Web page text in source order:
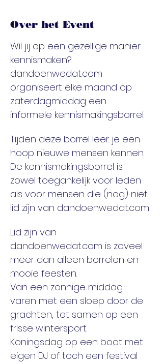
Over het Event
Wil jij op een gezellige manier
kennismaken?
dandoenwedat.com
organiseert elke maand op
zaterdagmiddag een
informele kennismakingsborrel.
Tijden deze borrel leer je een
hoop nieuwe mensen kennen.
De kennismakingsborrel is
zowel toegankelijk voor leden
als voor mensen die (nog) niet
lid zijn van dandoenwedat.com
Lid zijn van
dandoenwedat.com is zoveel
meer dan alleen borrelen en
mooie feesten.
Van een zonnige middag
varen met een sloep door de
grachten, tot samen op een
frisse wintersport.
Koningsdag op een boot met
eigen DJ of toch een festival